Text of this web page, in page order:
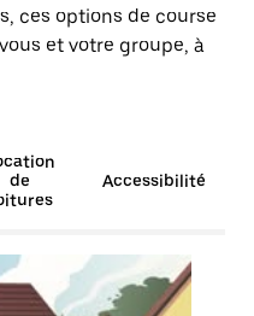
ces options de course
et votre groupe, à
de
Accessibilité